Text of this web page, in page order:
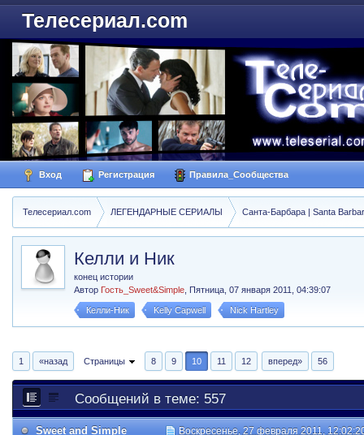
Телесериал.com
Вход Регистрация Правила_Сообщества
Телесериал.com ЛЕГЕНДАРНЫЕ СЕРИАЛЫ Санта-Барбара | Santa
Келли и Ник
конец истории
Автор Гость_Sweet&Simple ,Пятница, 07 января 2011, 04:39:07
Келли-Ник Kelly Capwell Nick Hartley
1 «назад Страницы 8 9 10 11 12 вперед» 56
Сообщений в теме: 557
Sweet and Simple Воскресенье, 27 февраля 2011,